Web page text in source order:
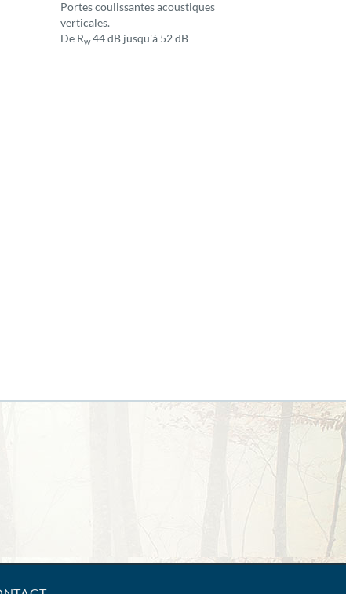
Portes coulissantes acoustiques
verticales.
De Rw44 dB jusqu'à 52 dB